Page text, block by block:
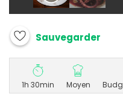
Sauvegarder
1h 30min Moyen